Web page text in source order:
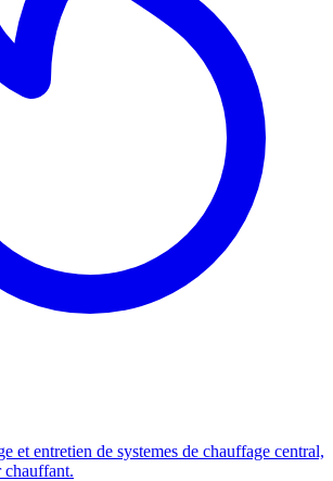
et entretien de systemes de chauffage central,
chauffant.